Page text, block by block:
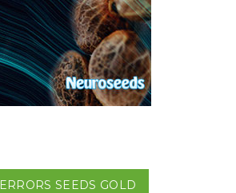
ERRORS SEEDS GOLD